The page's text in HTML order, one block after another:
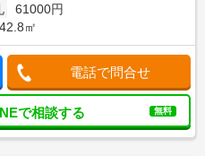
61000円
42.8㎡
電話で問合せ
で相談する 無料